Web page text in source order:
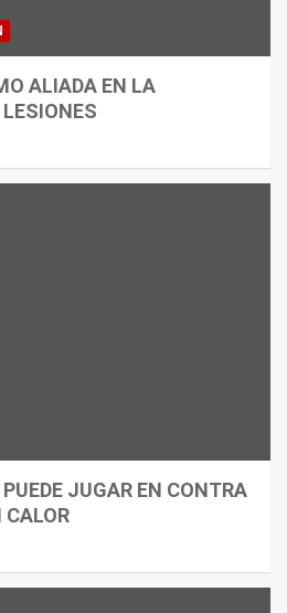
ALIADA EN LA
LESIONES
JUGAR EN CONTRA
CALOR